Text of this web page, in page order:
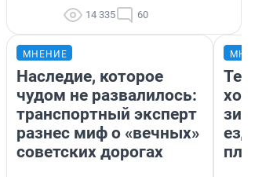
14 335 60
МНЕНИЕ
Наследие, которое
чудом не развалилось:
транспортный эксперт
разнес миф о «вечных»
советских дорогах
ездит